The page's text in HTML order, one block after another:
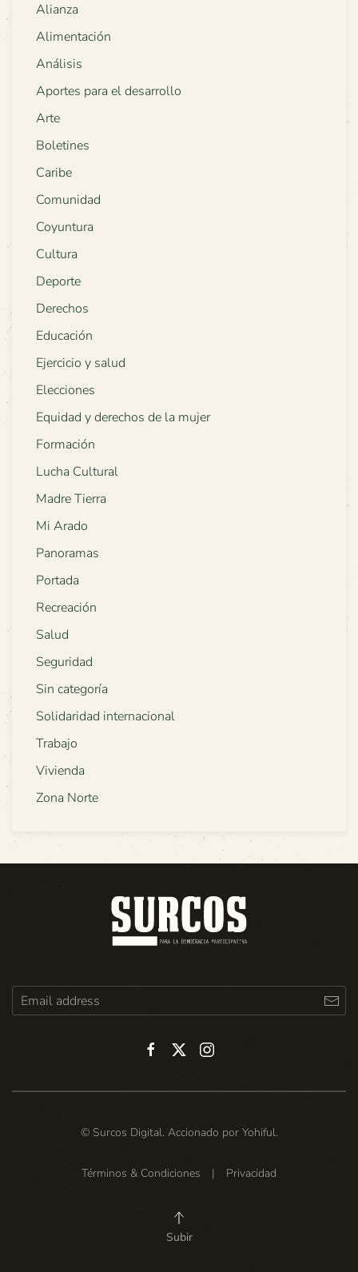
Alianza
Alimentación
Análisis
Aportes para el desarrollo
Arte
Boletines
Caribe
Comunidad
Coyuntura
Cultura
Deporte
Derechos
Educación
Ejercicio y salud
Elecciones
Equidad y derechos de la mujer
Formación
Lucha Cultural
Madre Tierra
Mi Arado
Panoramas
Portada
Recreación
Salud
Seguridad
Sin categoría
Solidaridad internacional
Trabajo
Vivienda
Zona Norte
© Surcos Digital. Accionado por Yohiful.
Términos & Condiciones | Privacidad
Subir